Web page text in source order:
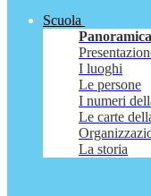
Scuola
Panoramica
I luoghi
Le persone
I numeri
Le carte
La storia